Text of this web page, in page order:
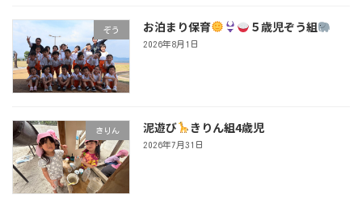
ぞう お泊まり保育 ５歳児ぞう組
2026年8月1日
きりん 泥遊び きりん組4歳児
2026年7月31日